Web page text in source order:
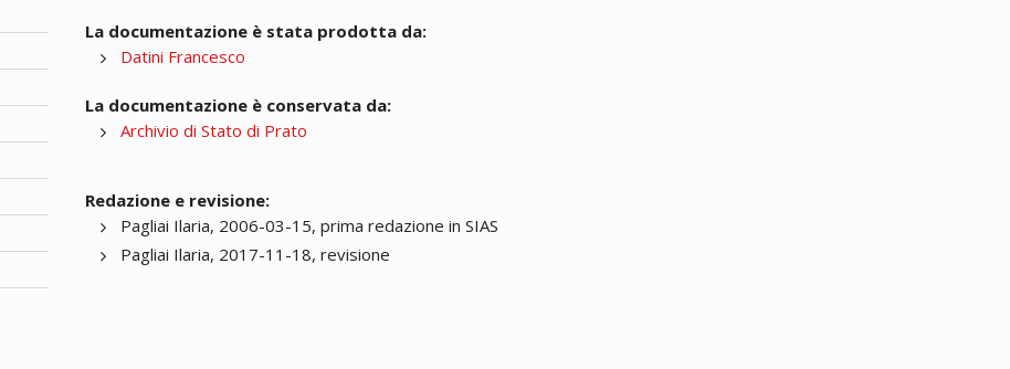
La documentazione è stata prodotta da:
Datini Francesco
La documentazione è conservata da:
Archivio di Stato di Prato
Redazione e revisione:
Pagliai Ilaria, 2006-03-15, prima redazione in SIAS
Pagliai Ilaria, 2017-11-18, revisione